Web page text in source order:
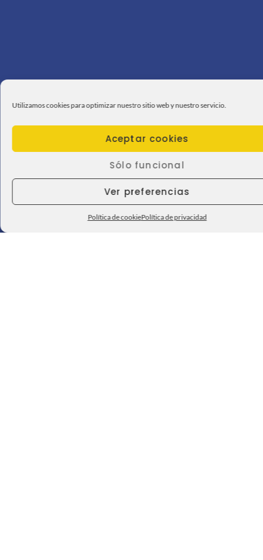
Utilizamos cookies para optimizar nuestro sitio web y nuestro servicio.
Aceptar cookies
Sólo funcional
Ver preferencias
Política de cookiePolítica de privacidad